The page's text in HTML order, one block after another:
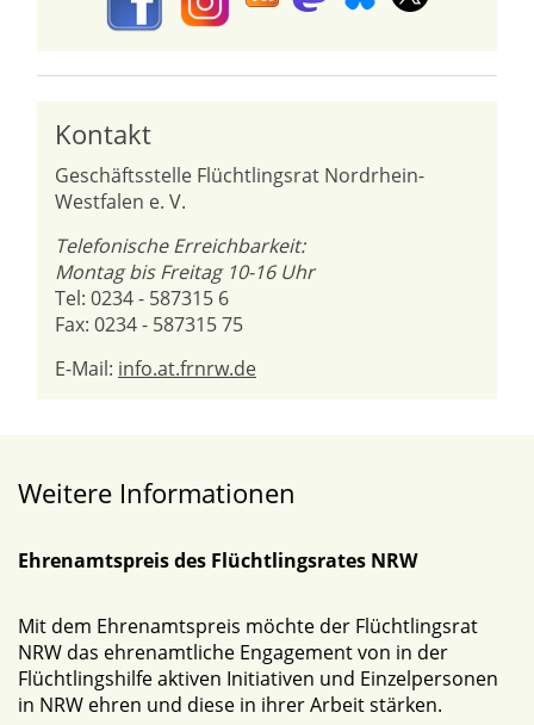
Kontakt
Geschäftsstelle Flüchtlingsrat Nordrhein-
Westfalen e. V.
Telefonische Erreichbarkeit:
Montag bis Freitag 10-16 Uhr
Tel: 0234 - 587315 6
Fax: 0234 - 587315 75
E-Mail: info.at.frnrw.de
Weitere Informationen
Ehrenamtspreis des Flüchtlingsrates NRW
Mit dem Ehrenamtspreis möchte der Flüchtlingsrat
NRW das ehrenamtliche Engagement von in der
Flüchtlingshilfe aktiven Initiativen und Einzelpersonen
in NRW ehren und diese in ihrer Arbeit stärken.